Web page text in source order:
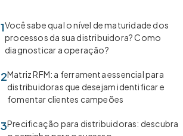
1Você sabe qual o nível de maturidade dos
processos da sua distribuidora? Como
diagnosticar a operação?
2Matriz RFM: a ferramenta essencial para
distribuidoras que desejam identificar e
fomentar clientes campeões
3Precificação para distribuidoras: descubra